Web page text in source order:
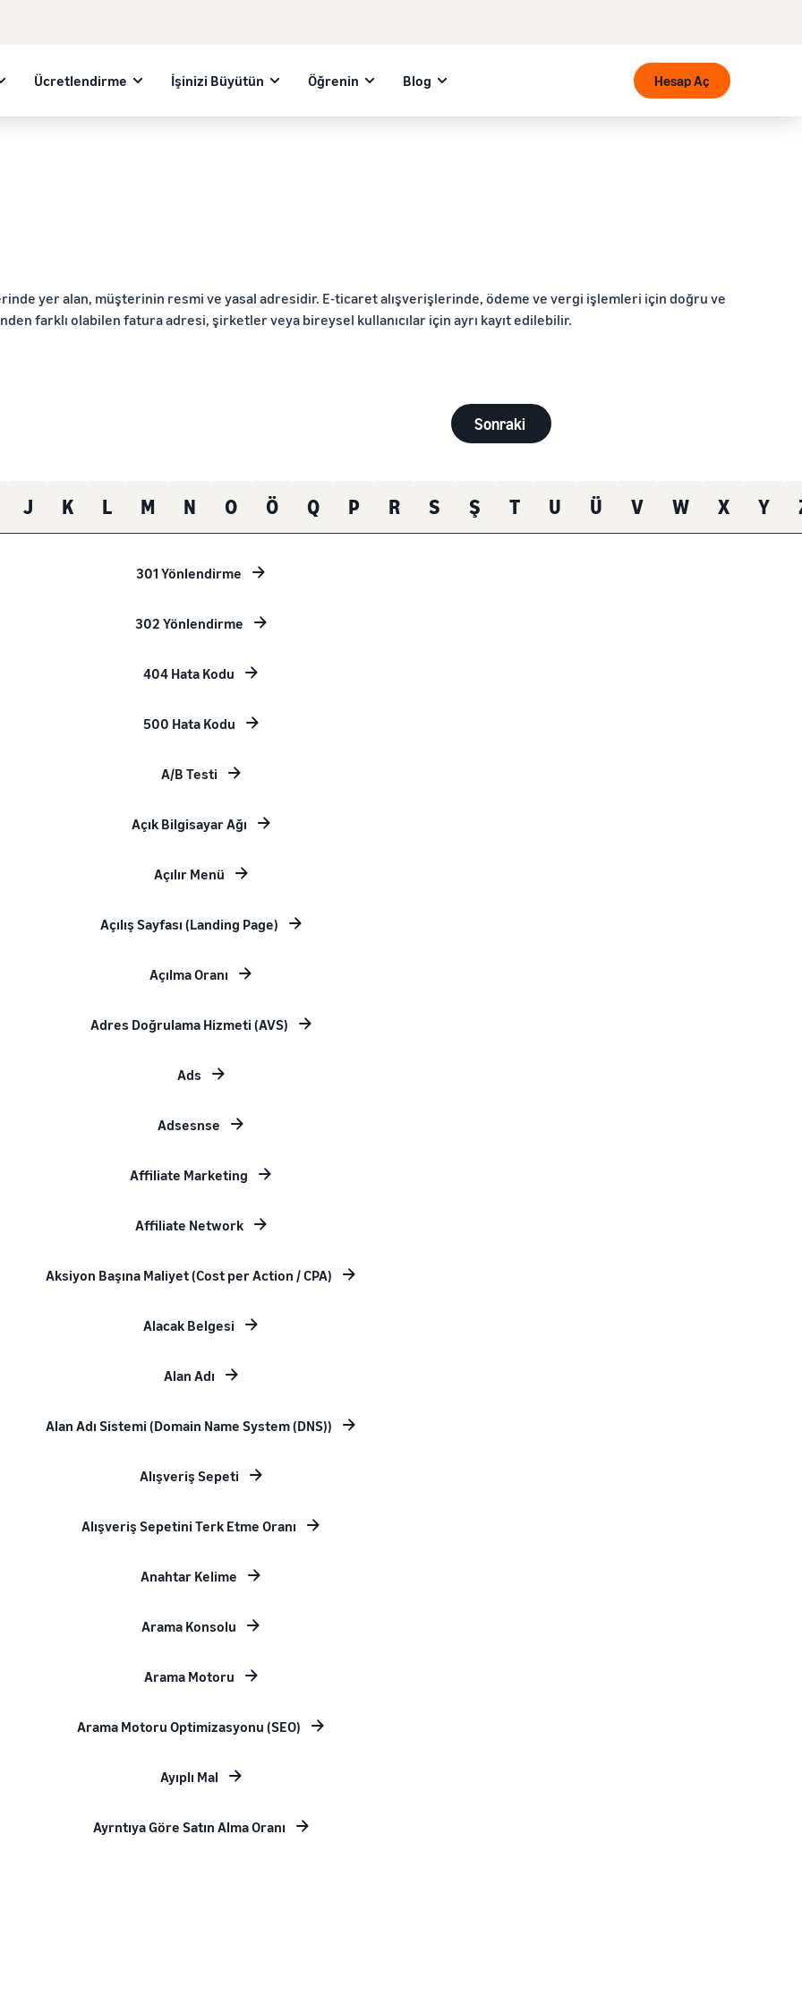
Ücretlendirme İşinizi Büyütün Öğrenin Blog Hesap Aç
yer alan, müşterinin resmi ve yasal adresidir. E-ticaret alışverişlerinde, ödeme ve vergi işlemleri için doğru ve
farklı olabilen fatura adresi, şirketler veya bireysel kullanıcılar için ayrı kayıt edilebilir.
Sonraki
J K L M N O Ö Q P R S Ş T U Ü V W X Y
301 Yönlendirme
302 Yönlendirme
404 Hata Kodu
500 Hata Kodu
A/B Testi
Açık Bilgisayar Ağı
Açılır Menü
Açılış Sayfası (Landing Page)
Açılma Oranı
Adres Doğrulama Hizmeti (AVS)
Ads
Adsesnse
Affiliate Marketing
Affiliate Network
Aksiyon Başına Maliyet (Cost per Action / CPA)
Alacak Belgesi
Alan Adı
Alan Adı Sistemi (Domain Name System (DNS))
Alışveriş Sepeti
Alışveriş Sepetini Terk Etme Oranı
Anahtar Kelime
Arama Konsolu
Arama Motoru
Arama Motoru Optimizasyonu (SEO)
Ayıplı Mal
Ayrntıya Göre Satın Alma Oranı